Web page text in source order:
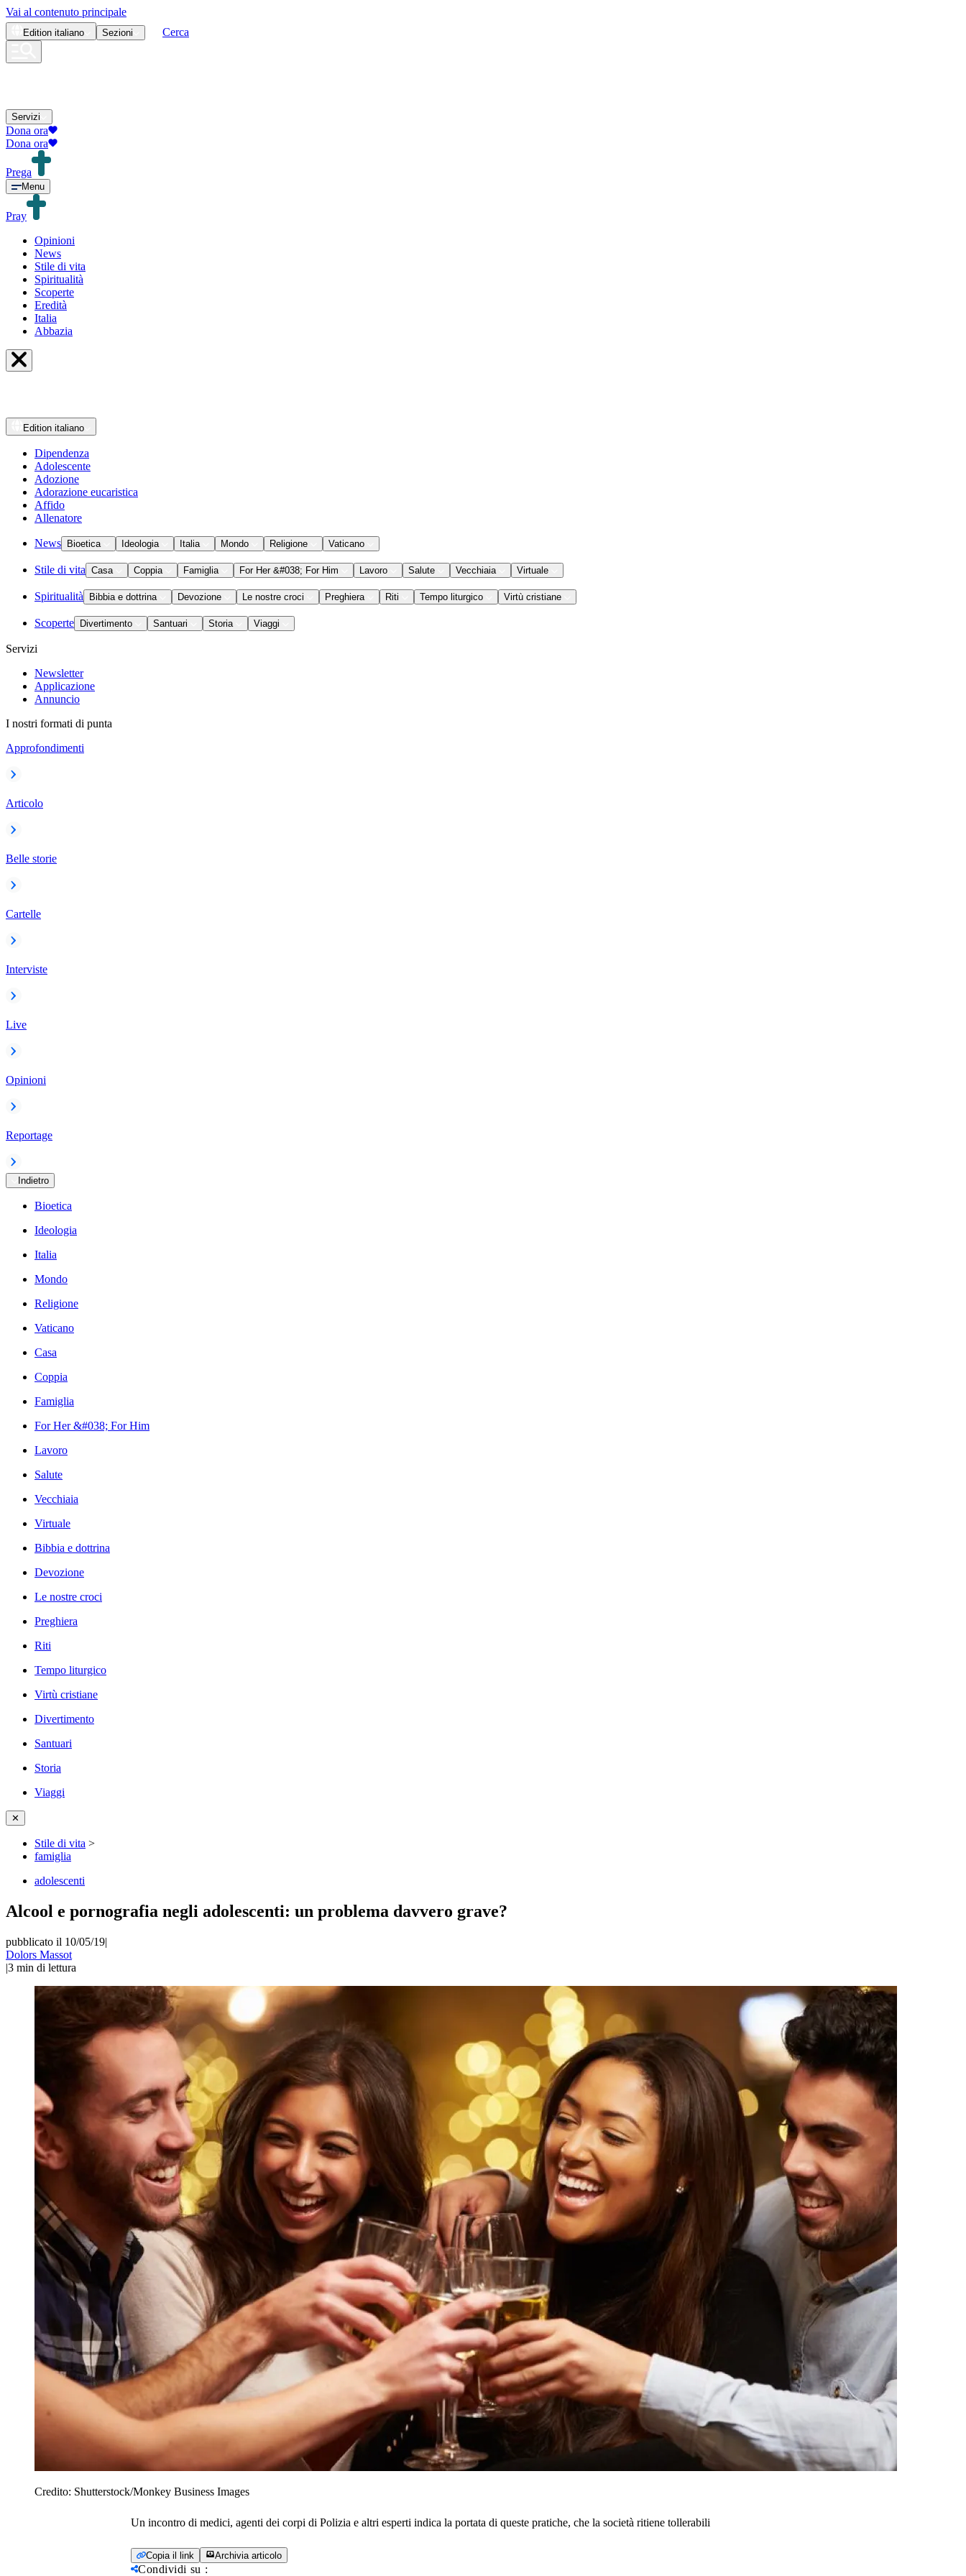
Vai al contenuto principale
Edition italiano Sezioni Cerca
Servizi
Dona ora
Dona ora
Prega
Menu
Pray
Opinioni
News
Stile di vita
Spiritualità
Scoperte
Eredità
Italia
Abbazia
Edition italiano
Dipendenza
Adolescente
Adozione
Adorazione eucaristica
Affido
Allenatore
News Bioetica Ideologia Italia Mondo Religione Vaticano
Stile di vita Casa Coppia Famiglia For Her &#038; For Him Lavoro Salute Vecchiaia Virtuale
Spiritualità Bibbia e dottrina Devozione Le nostre croci Preghiera Riti Tempo liturgico Virtù cristiane
Scoperte Divertimento Santuari Storia Viaggi
Servizi
Newsletter
Applicazione
Annuncio
I nostri formati di punta
Approfondimenti
Articolo
Belle storie
Cartelle
Interviste
Live
Opinioni
Reportage
Indietro
Bioetica
Ideologia
Italia
Mondo
Religione
Vaticano
Casa
Coppia
Famiglia
For Her &#038; For Him
Lavoro
Salute
Vecchiaia
Virtuale
Bibbia e dottrina
Devozione
Le nostre croci
Preghiera
Riti
Tempo liturgico
Virtù cristiane
Divertimento
Santuari
Storia
Viaggi
✕
Stile di vita >
famiglia
adolescenti
Alcool e pornografia negli adolescenti: un problema davvero grave?
pubblicato il 10/05/19|
Dolors Massot
|3 min di lettura
Credito: Shutterstock/Monkey Business Images
Un incontro di medici, agenti dei corpi di Polizia e altri esperti indica la portata di queste pratiche, che la società ritiene tollerabili
Copia il link Archivia articolo
Condividi su :